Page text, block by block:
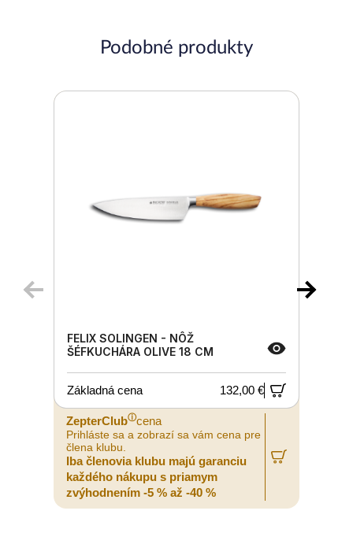
Podobné produkty
FELIX SOLINGEN - NÔŽ
ŠÉFKUCHÁRA OLIVE 18 CM
Základná cena 132,00 €
ZepterClubⓘcena
Prihláste sa a zobrazí sa vám cena pre
člena klubu.
Iba členovia klubu majú garanciu
každého nákupu s priamym
zvýhodnením -5 % až -40 %